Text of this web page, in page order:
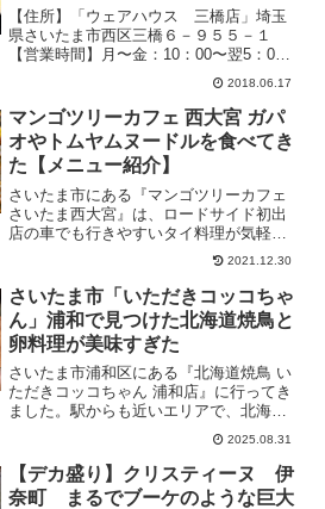
ニュを紹介
【住所】「ウェアハウス 三橋店」埼玉
県さいたま市西区三橋６－９５５－１
【営業時間】月〜金：10：00〜翌5：00
土・日・祝：9：00〜翌5：00定休日：無
休４０名の部屋あり駐車場：あり喫煙可
２０１８．６月（週末）：１４時過ぎ待
ちなし（ギリギ...
2018.06.17
マンゴツリーカフェ 西大宮 ガパ
オやトムヤムヌードルを食べてき
た【メニュー紹介】
さいたま市にある『マンゴツリーカフェ
さいたま西大宮』は、ロードサイド初出
店の車でも行きやすいタイ料理が気軽に
いただけるお店。オープン前にも記事に
しましたが、実際に行って来たのでメニ
ューなどを紹介しますね！記事のメニュ
ーや料金は当時の情報で...
2021.12.30
さいたま市「いただきコッコちゃ
ん」浦和で見つけた北海道焼鳥と
卵料理が美味すぎた
さいたま市浦和区にある『北海道焼鳥 い
ただきコッコちゃん 浦和店』に行ってき
ました。駅からも近いエリアで、北海道
焼鳥やあべ養鶏場の「下川六〇酵素卵」
を使用した卵料理も人気の居酒屋さんで
す。また、煙モクモク系ではなくカジュ
アルに寄れる串焼き屋...
2025.08.31
【デカ盛り】クリスティーヌ 伊
奈町 まるでブーケのような巨大